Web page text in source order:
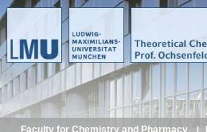
Faculty for Chemistry and Pharmacy